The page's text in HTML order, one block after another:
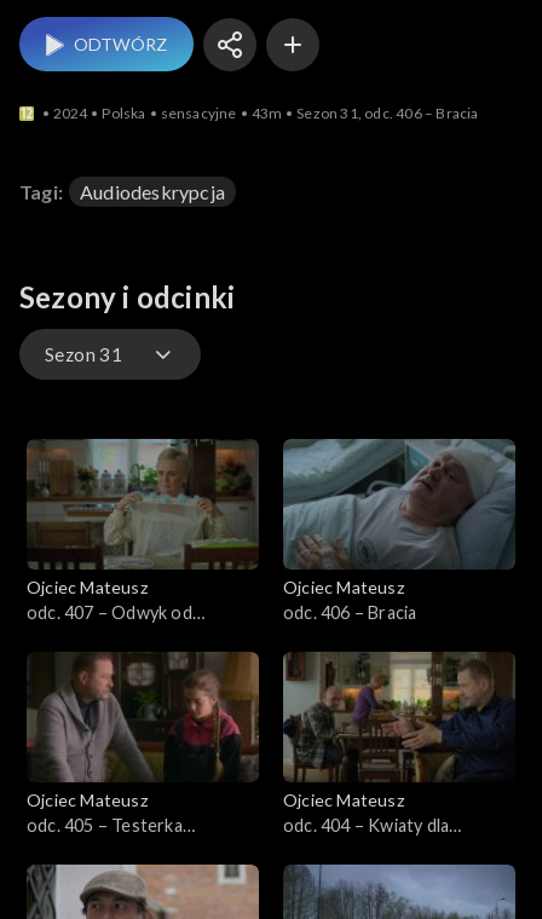
ODTWÓRZ
2024 Polska sensacyjne 43m Sezon 31, odc. 406 – Bracia
Tagi: Audiodeskrypcja
Sezony i odcinki
Sezon 31
Sezon 34
Sezon 33
Sezon 32
Sezon 31
Sezon 30
Sezon 29
Sezon 27
Ojciec Mateusz
odc. 407 – Odwyk od
Ojciec Mateusz
odc. 406 – Bracia
Ojciec Mateusz
odc. 405 – Testerka
Ojciec Mateusz
odc. 404 – Kwiaty dla